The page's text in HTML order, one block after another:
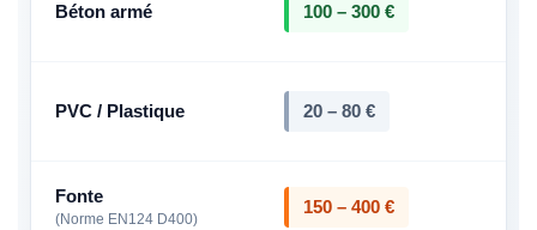
Béton armé 100 – 300 €
PVC / Plastique 20 – 80 €
Fonte
(Norme EN124 D400)
150 – 400 €